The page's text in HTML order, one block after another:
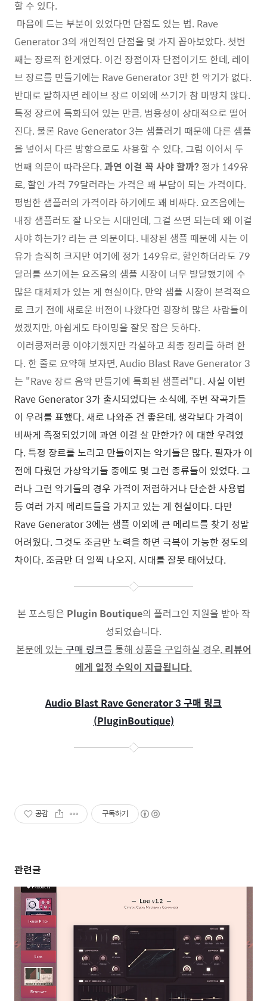
할 수 있다.
마음에 드는 부분이 있었다면 단점도 있는 법. Rave
Generator 3의 개인적인 단점을 몇 가지 꼽아보았다. 첫번
째는 장르적 한계였다. 이건 장점이자 단점이기도 한데, 레이
브 장르를 만들기에는 Rave Generator 3만 한 악기가 없다.
반대로 말하자면 레이브 장르 이외에 쓰기가 참 마땅치 않다.
특정 장르에 특화되어 있는 만큼, 범용성이 상대적으로 떨어
진다. 물론 Rave Generator 3는 샘플러기 때문에 다른 샘플
을 넣어서 다른 방향으로도 사용할 수 있다. 그럼 이어서 두
번째 의문이 따라온다. 과연 이걸 꼭 사야 할까? 정가 149유
로, 할인 가격 79달러라는 가격은 꽤 부담이 되는 가격이다.
평범한 샘플러의 가격이라 하기에도 꽤 비싸다. 요즈음에는
내장 샘플러도 잘 나오는 시대인데, 그걸 쓰면 되는데 왜 이걸
사야 하는가? 라는 큰 의문이다. 내장된 샘플 때문에 사는 이
유가 솔직히 크지만 여기에 정가 149유로, 할인하더라도 79
달러를 쓰기에는 요즈음의 샘플 시장이 너무 발달했기에 수
많은 대체제가 있는 게 현실이다. 만약 샘플 시장이 본격적으
로 크기 전에 새로운 버전이 나왔다면 굉장히 많은 사람들이
썼겠지만, 아쉽게도 타이밍을 잘못 잡은 듯하다.
이러쿵저러쿵 이야기했지만 각설하고 최종 정리를 하려 한
다. 한 줄로 요약해 보자면, Audio Blast Rave Generator 3
는 "Rave 장르 음악 만들기에 특화된 샘플러"다. 사실 이번
Rave Generator 3가 출시되었다는 소식에, 주변 작곡가들
이 우려를 표했다. 새로 나와준 건 좋은데, 생각보다 가격이
비싸게 측정되었기에 과연 이걸 살 만한가? 에 대한 우려였
다. 특정 장르를 노리고 만들어지는 악기들은 많다. 필자가 이
전에 다뤘던 가상악기들 중에도 몇 그런 종류들이 있었다.그
러나 그런 악기들의 경우 가격이 저렴하거나 단순한 사용법
등 여러 가지 메리트들을 가지고 있는 게 현실이다. 다만
Rave Generator 3에는 샘플 이외에 큰 메리트를 찾기 정말
어려웠다. 그것도 조금만 노력을 하면 극복이 가능한 정도의
차이다.조금만 더 일찍 나오지. 시대를 잘못 태어났다.
본 포스팅은 Plugin Boutique의 플러그인 지원을 받아 작
성되었습니다.
본문에 있는 구매 링크를 통해 상품을 구입하실 경우, 리뷰어
에게 일정 수익이 지급됩니다.
Audio Blast Rave Generator 3 구매 링크
(PluginBoutique)
공감 구독하기
관련글